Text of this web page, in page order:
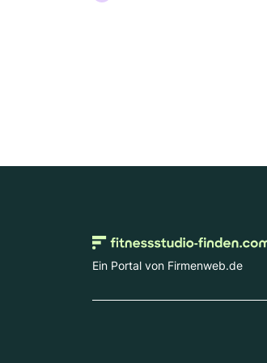
Ein Portal von Firmenweb.de